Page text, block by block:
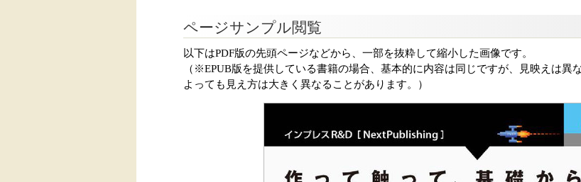
ページサンプル閲覧
以下はPDF版の先頭ページなどから、一部を抜粋して縮小した画像です。
（※EPUB版を提供している書籍の場合、基本的に内容は同じですが、見映えは異
よっても見え方は大きく異なることがあります。）